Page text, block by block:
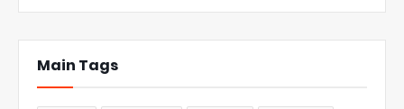
Main Tags